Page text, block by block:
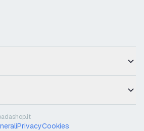
PrivacyCookies